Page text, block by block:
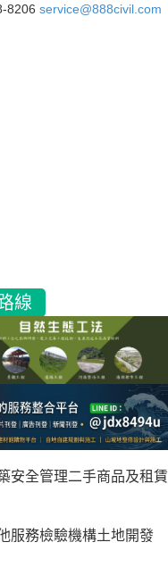
8206 service@888civil.com
線
安全管理二手商品及租賃
服務檢驗機構土地開發